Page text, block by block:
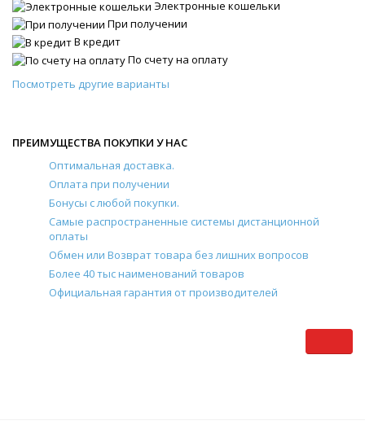
Электронные кошельки
При получении
В кредит
По счету на оплату
Посмотреть другие варианты
ПРЕИМУЩЕСТВА ПОКУПКИ У НАС
Оптимальная доставка.
Оплата при получении
Бонусы с любой покупки.
Самые распространенные системы дистанционной
оплаты
Обмен или Возврат товара без лишних вопросов
Более 40 тыс наименований товаров
Официальная гарантия от производителей